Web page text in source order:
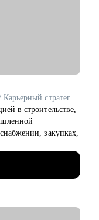
стратег
в строительстве,
закупках,
Газпром,
и др.